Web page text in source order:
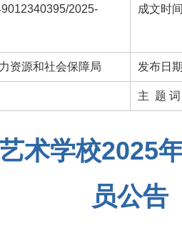
2025- 成文时
资源和社会保障局 发布日
主 题 词
术学校2025
员公告